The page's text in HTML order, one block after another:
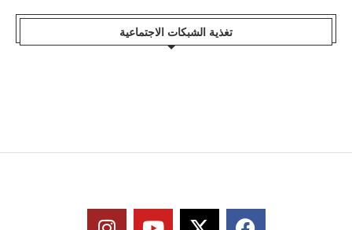
تغذية الشبكات الاجتماعية